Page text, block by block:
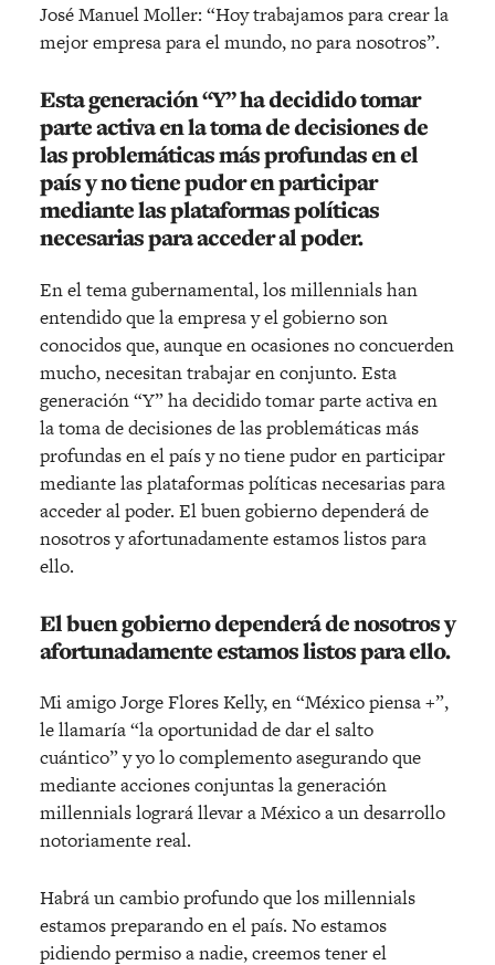
José Manuel Moller: “Hoy trabajamos para crear la
mejor empresa para el mundo, no para nosotros”.
Esta generación “Y” ha decidido tomar
parte activa en la toma de decisiones de
las problemáticas más profundas en el
país y no tiene pudor en participar
mediante las plataformas políticas
necesarias para acceder al poder.
En el tema gubernamental, los millennials han
entendido que la empresa y el gobierno son
conocidos que, aunque en ocasiones no concuerden
mucho, necesitan trabajar en conjunto. Esta
generación “Y” ha decidido tomar parte activa en
la toma de decisiones de las problemáticas más
profundas en el país y no tiene pudor en participar
mediante las plataformas políticas necesarias para
acceder al poder. El buen gobierno dependerá de
nosotros y afortunadamente estamos listos para
ello.
El buen gobierno dependerá de nosotros y
afortunadamente estamos listos para ello.
Mi amigo Jorge Flores Kelly, en “México piensa +”,
le llamaría “la oportunidad de dar el salto
cuántico” y yo lo complemento asegurando que
mediante acciones conjuntas la generación
millennials logrará llevar a México a un desarrollo
notoriamente real.
Habrá un cambio profundo que los millennials
estamos preparando en el país. No estamos
pidiendo permiso a nadie, creemos tener el